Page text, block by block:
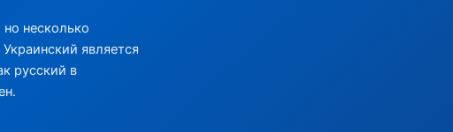
несколько
является
русский в